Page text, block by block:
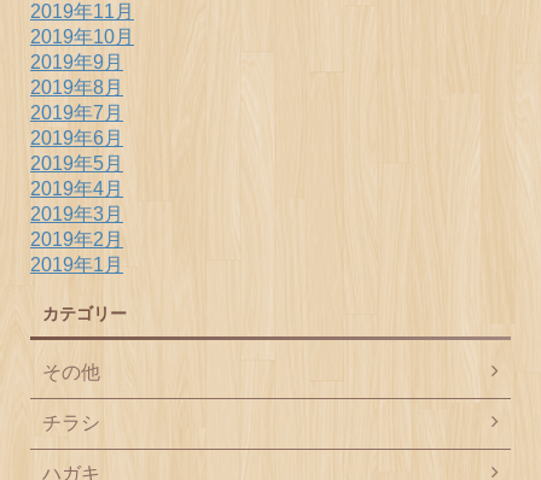
2019年11月
2019年10月
2019年9月
2019年8月
2019年7月
2019年6月
2019年5月
2019年4月
2019年3月
2019年2月
2019年1月
カテゴリー
その他
チラシ
ハガキ